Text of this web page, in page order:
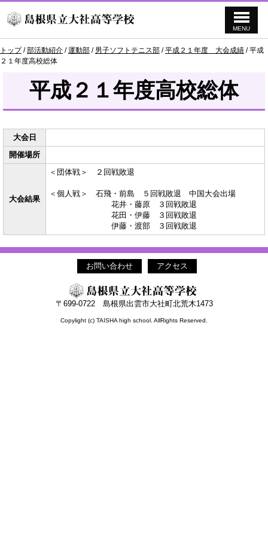
MENU
現
在
トップ/部活動紹介 /運動部 / 男子ソフトテニス部 /平成２１年度 大会成績 /平成
２１年度高校総体
平成２１年度高校総体
大会日
開催場所
大会結果
＜団体戦＞ ２回戦敗退
＜個人戦＞ 石飛・前島 ５回戦敗退 中国大会出場
花井・藤原 ３回戦敗退
花田・伊藤 ３回戦敗退
伊藤・渡部 ３回戦敗退
お問い合わせ アクセス
〒699-0722 島根県出雲市大社町北荒木1473
Copylight (c) TAISHA high school. AllRights Reserved.